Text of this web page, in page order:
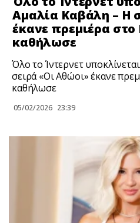
Αμαλία Καβάλη – Η
έκανε πρεμιέρα στο
καθήλωσε
Όλο το Ίντερνετ
σειρά «Οι Αθώοι» έκανε
καθήλωσε
05/02/2026 23:39